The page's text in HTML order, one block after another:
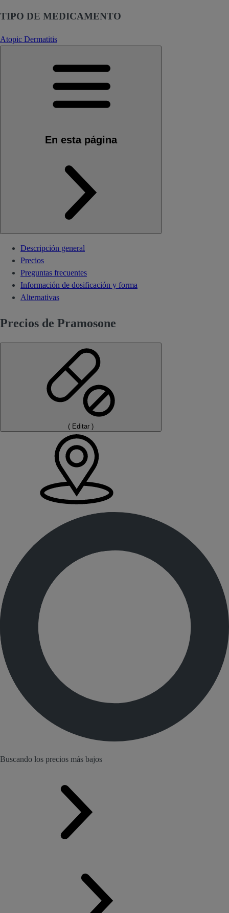
TIPO DE MEDICAMENTO
Atopic Dermatitis
En esta página
Descripción general
Precios
Preguntas frecuentes
Información de dosificación y forma
Alternativas
Precios de Pramosone
( Editar )
Buscando los precios más bajos